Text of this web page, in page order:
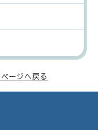
ページへ戻る